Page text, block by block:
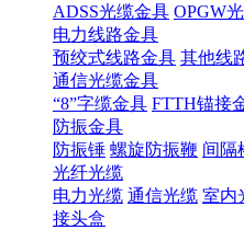
ADSS光缆金具 OPGW
电力线路金具
预绞式线路金具 其他线
通信光缆金具
“8”字缆金具 FTTH锚接
防振金具
防振锤 螺旋防振鞭 间隔
光纤光缆
电力光缆 通信光缆 室内
接头盒